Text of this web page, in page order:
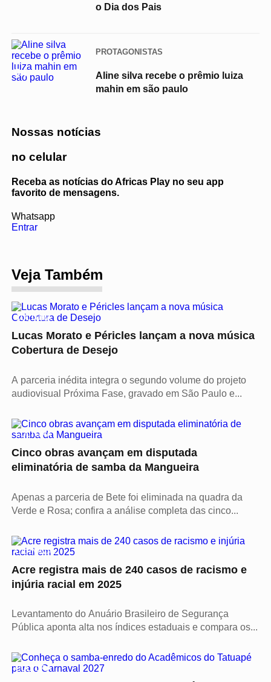
o Dia dos Pais
04
PROTAGONISTAS
Aline silva recebe o prêmio luiza
mahin em são paulo
Nossas notícias
no celular
Receba as notícias do Africas Play no seu app
favorito de mensagens.
Whatsapp
Entrar
Veja Também
CULTURA
Lucas Morato e Péricles lançam a nova música
Cobertura de Desejo
A parceria inédita integra o segundo volume do projeto
audiovisual Próxima Fase, gravado em São Paulo e...
CULTURA
Cinco obras avançam em disputada
eliminatória de samba da Mangueira
Apenas a parceria de Bete foi eliminada na quadra da
Verde e Rosa; confira a análise completa das cinco...
CARNAVAL
Acre registra mais de 240 casos de racismo e
injúria racial em 2025
Levantamento do Anuário Brasileiro de Segurança
Pública aponta alta nos índices estaduais e compara os...
CULTURA